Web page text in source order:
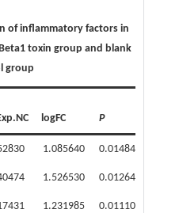
of inflammatory factors in
toxin group and blank
group
logFC P
1.085640 0.014842
1.526530 0.012641
1.231985 0.011102